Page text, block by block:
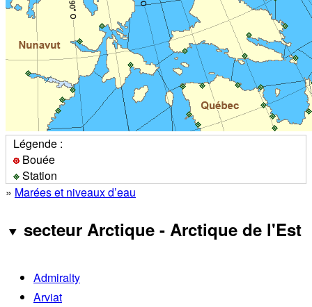
Légende :
Bouée
Station
» Marées et niveaux d’eau
secteur Arctique - Arctique de l'Est
Admiralty
Arviat